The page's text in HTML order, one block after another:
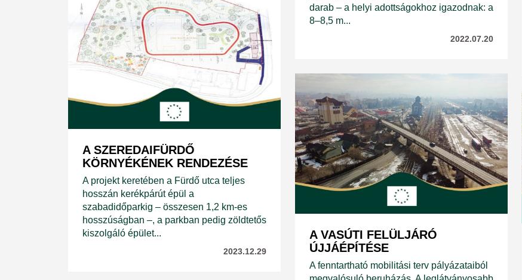
darab – a helyi adottságokhoz igazodnak: a
8–8,5 m...
2022.07.20
​A SZEREDAIFÜRDŐ
KÖRNYÉKÉNEK RENDEZÉSE
A projekt keretében a Fürdő utca teljes
hosszán kerékpárút épül a
szabadidőparkig – összesen 1,2 km-es
hosszúságban –, a parkban pedig zöldtetős
kiszolgáló épület...
2023.12.29
A VASÚTI FELÜLJÁRÓ
ÚJJÁÉPÍTÉSE
A fenntartható mobilitási terv pályázataiból